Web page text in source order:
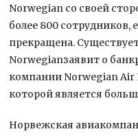
Norwegian со своей
более 800 сотрудников,
прекращена.
Norwegianзаявит о
компании Norwegian Air
которой является
Норвежская